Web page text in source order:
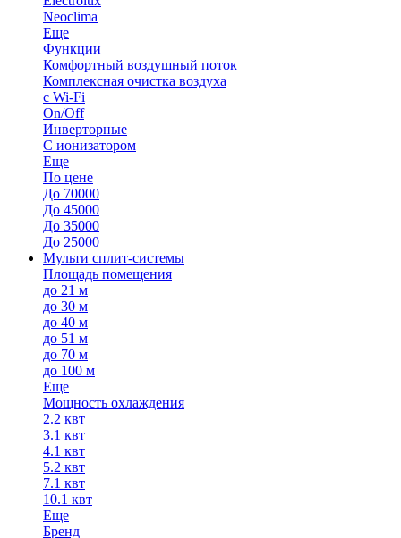
Neoclima
Еще
Функции
Комфортный воздушный поток
Комплексная очистка воздуха
с Wi-Fi
On/Off
Инверторные
С ионизатором
Еще
По цене
До 70000
До 45000
До 35000
До 25000
Мульти сплит-системы
Площадь помещения
до 21 м
до 30 м
до 40 м
до 51 м
до 70 м
до 100 м
Еще
Мощность охлаждения
2.2 квт
3.1 квт
4.1 квт
5.2 квт
7.1 квт
10.1 квт
Еще
Бренд